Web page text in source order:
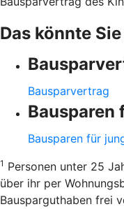
Das könnte
Bausparvertrag
Bausparen
Bausparen für
1 Personen unter 25
über ihr per
Bausparguthaben frei